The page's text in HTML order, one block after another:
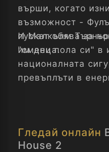
върши, когато
възможност -
пускат обява за
им деца.
И Малкълм
"смени пола си" в
националната
превъплъти в
Гледай онлайн
House 2